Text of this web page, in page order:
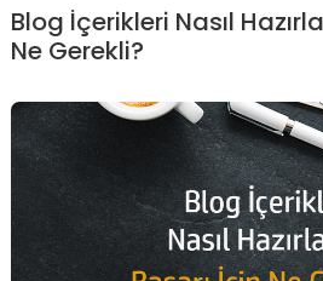
Blog İçerikleri Nasıl
Ne Gerekli?